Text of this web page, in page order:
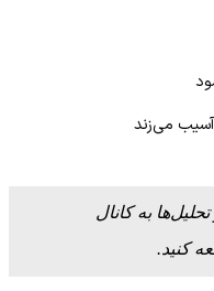
آسیب می‌زند
به کانال
کنید.